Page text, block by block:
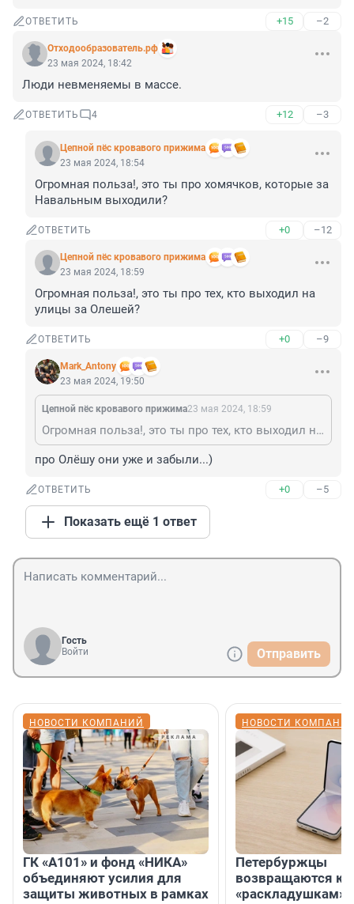
ОТВЕТИТЬ +15 –2
Отходообразователь.рф
23 мая 2024, 18:42
Люди невменяемы в массе.
ОТВЕТИТЬ 4 +12 –3
Цепной пёс кровавого прижима
23 мая 2024, 18:54
Огромная польза!, это ты про хомячков, которые за
Навальным выходили?
ОТВЕТИТЬ +0 –12
Цепной пёс кровавого прижима
23 мая 2024, 18:59
Огромная польза!, это ты про тех, кто выходил на
улицы за Олешей?
ОТВЕТИТЬ +0 –9
Mark_Antony
23 мая 2024, 19:50
Цепной пёс кровавого прижима23 мая 2024, 18:59
Огромная польза!, это ты про тех, кто выходил на улицы за Олешей?
про Олёшу они уже и забыли...)
ОТВЕТИТЬ +0 –5
Показать ещё 1 ответ
Гость
Войти
Отправить
НОВОСТИ КОМПАНИЙ
ГК «А101» и фонд «НИКА»
объединяют усилия для
защиты животных в рамках
НОВОСТИ
Петербуржцы
возвращаются к
«раскладушкам»